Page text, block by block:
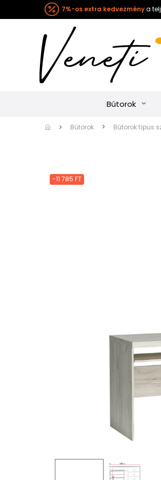
7%-os extra kedvezménya
Bútorok
Bútorok Bútorok típus
-11 785 FT